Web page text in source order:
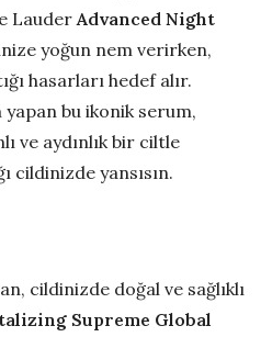
Lauder Advanced Night
yoğun nem verirken,
hasarları hedef alır.
bu ikonik serum,
ve aydınlık bir ciltle
cildinizde yansısın.
cildinizde doğal ve sağlıklı
Supreme Global